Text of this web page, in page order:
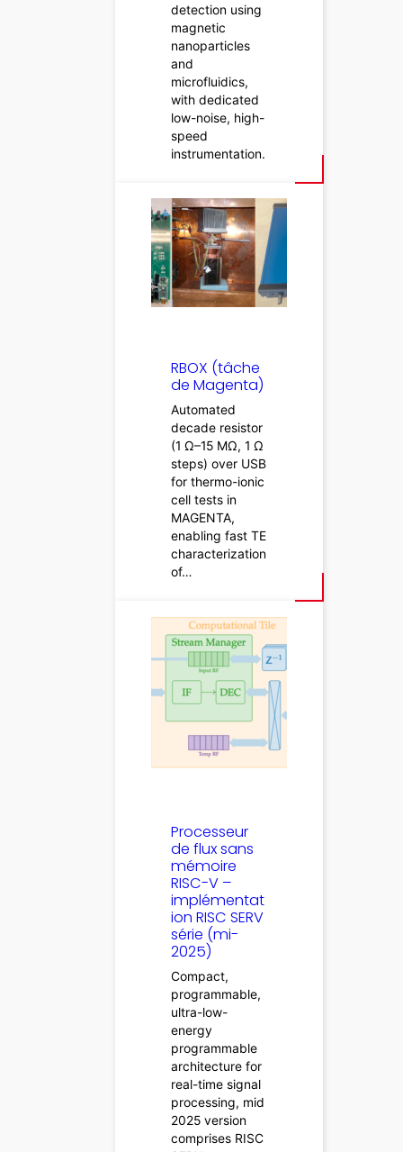
detection using
magnetic
nanoparticles
and
microfluidics,
with dedicated
low-noise, high-
speed
instrumentation.
RBOX (tâche
de Magenta)
Automated
decade resistor
(1 Ω–15 MΩ, 1 Ω
steps) over USB
for thermo-ionic
cell tests in
MAGENTA,
enabling fast TE
characterization
of…
Processeur
de flux sans
mémoire
RISC-V –
implémentat
ion RISC SERV
série (mi-
2025)
Compact,
programmable,
ultra-low-
energy
programmable
architecture for
real-time signal
processing, mid
2025 version
comprises RISC